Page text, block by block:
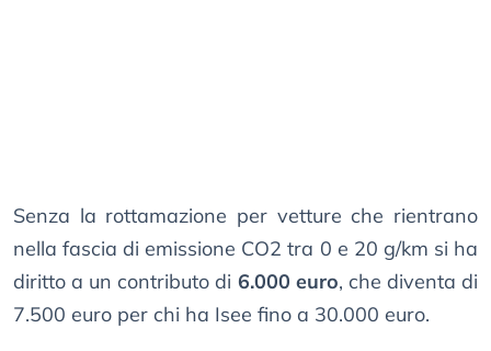
Senza la rottamazione per vetture che rientrano
nella fascia di emissione CO2 tra 0 e 20 g/km si ha
diritto a un contributo di 6.000 euro, che diventa di
7.500 euro per chi ha Isee fino a 30.000 euro.